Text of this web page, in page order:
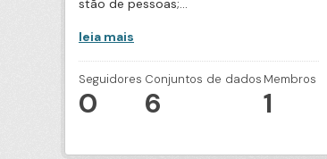
leia mais
Seguidores
0
Conjuntos de dados
6
Membros
1